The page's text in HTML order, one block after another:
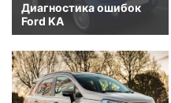
Диагностика ошибок
Ford KA